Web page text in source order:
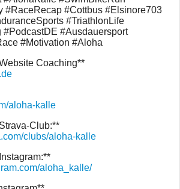
#RaceRecap #Cottbus #Elsinore703
#TriathlonLife
#PodcastDE #Ausdauersport
#Motivation #Aloha
Coaching**
aloha-kalle
Club:**
clubs/aloha-kalle
aloha_kalle/